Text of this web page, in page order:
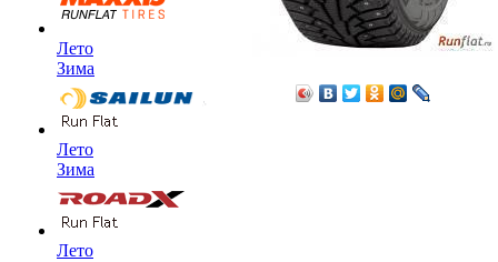
Лето
Зима
Лето
Зима
Лето